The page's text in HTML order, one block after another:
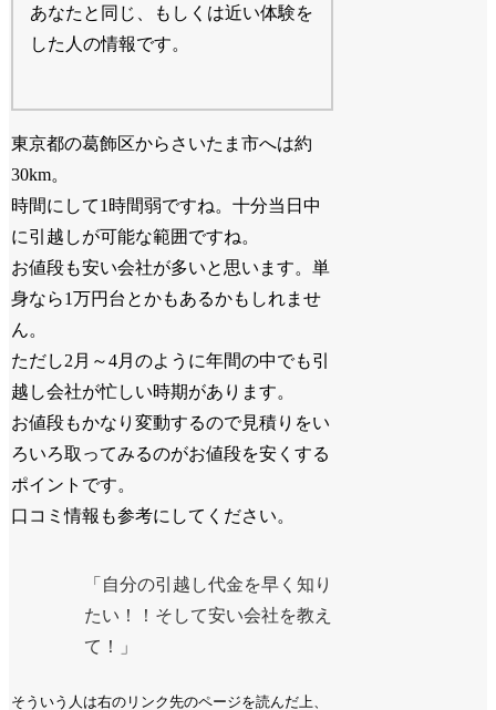
あなたと同じ、もしくは近い体験を
した人の情報です。
東京都の葛飾区からさいたま市へは約
30km。
時間にして1時間弱ですね。十分当日中
に引越しが可能な範囲ですね。
お値段も安い会社が多いと思います。単
身なら1万円台とかもあるかもしれませ
ん。
ただし2月～4月のように年間の中でも引
越し会社が忙しい時期があります。
お値段もかなり変動するので見積りをい
ろいろ取ってみるのがお値段を安くする
ポイントです。
口コミ情報も参考にしてください。
「自分の引越し代金を早く知り
たい！！そして安い会社を教え
て！」
そういう人は右のリンク先のページを読んだ上、